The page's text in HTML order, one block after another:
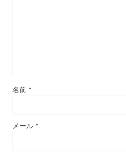
名前 *
メール *